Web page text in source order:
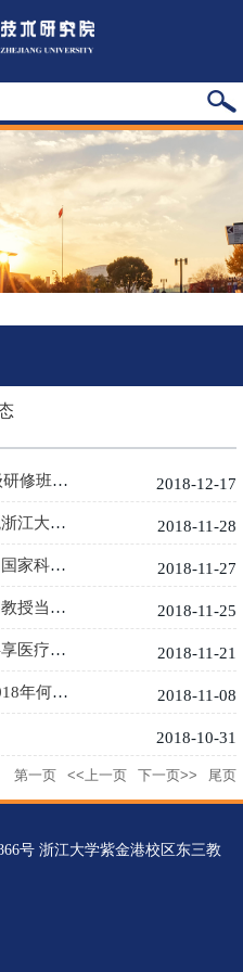
2018年农业科研杰出人才高级研修班暨管理工作会议在浙大召开 2018-12-17
中国科学技术协会专家组参观浙江大学医学院中国人脑库 2018-11-28
浙江大学杨卫院士当选发展中国家科学院司库 2018-11-27
浙江大学吴朝晖院士、陈积明教授当选2019年IEEE Fellow 2018-11-25
袁家军省长调研邵逸夫医院共享医疗服务新模式，“数字邵医”引关... 2018-11-21
浙江大学两位科技工作者获2018年何梁何利奖 2018-11-08
2018-10-31
第一页 <<上一页 下一页>> 尾页
号 浙江大学紫金港校区东三教